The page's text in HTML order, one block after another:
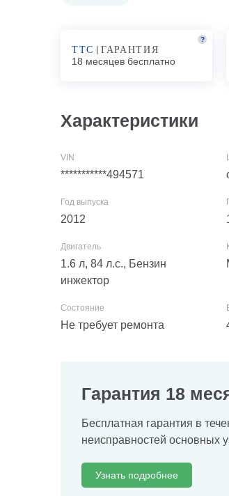
ТТС ГАРАНТИЯ
18 месяцев бесплатно
?
Характеристики
***********494571
2012
1.6 л, 84 л.с., Бензин
инжектор
Не требует ремонта
Гарантия 18
Бесплатная гарантия в
неисправностей основных
Узнать подробнее